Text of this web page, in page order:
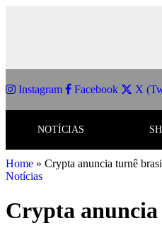
Instagram Facebook X
NOTÍCIAS
Home » Crypta anuncia turnê
Notícias
Crypta anuncia